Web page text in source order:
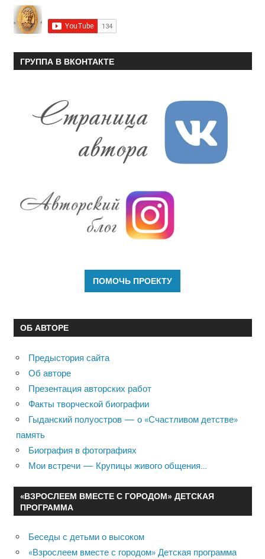
ГРУППА В ВКОНТАКТЕ
ОБ АВТОРЕ
Предыстория сайта
Об авторе
Презентация авторских работ
Факты творческой биографии
Гыданский полуостров — о «Счастливом детстве»
память
Биография в фотографиях
Мои встречи — Крупицы живого общения…
«ВЗРОСЛЕЕМ ВМЕСТЕ С ГОРОДОМ» ДЕТСКАЯ
ПРОГРАММА
Беседы с детьми о высоком
«Взрослеем вместе с городом» Детская программа